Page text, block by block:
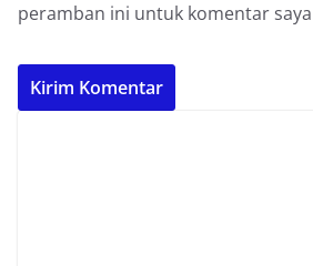
peramban ini untuk komentar